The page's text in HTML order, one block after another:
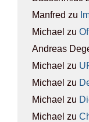
Manfred zu
Michael zu
Andreas
Michael zu
Michael zu
Michael zu
Michael zu